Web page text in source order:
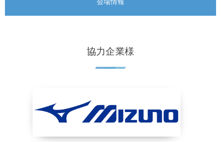
会場情報
協力企業様